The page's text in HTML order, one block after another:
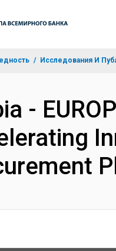
Исследования И
-